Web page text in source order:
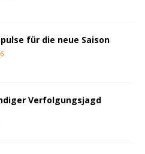
für die neue Saison
Verfolgungsjagd